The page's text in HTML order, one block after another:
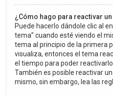
¿Cómo hago para reactivar un
Puede hacerlo dándole clic al
tema” cuando esté viendo el
tema al principio de la primera
visualiza, entonces el tema
el tiempo para poder
También es posible reactivar
mismo, sin embargo, lea las